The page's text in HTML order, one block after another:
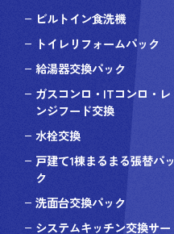
ビルトイン食洗機
トイレリフォームパック
給湯器交換パック
ガスコンロ・ITコンロ・レ
ンジフード交換
水栓交換
戸建て1棟まるまる張替パッ
ク
洗面台交換パック
システムキッチン交換サー